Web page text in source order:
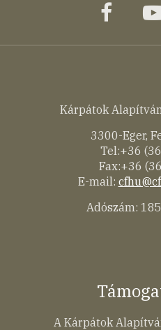
Kárpátok
3300-Eger,
Tel:+36
Fax:+36
E-mail:
Adószám:
A Kárpátok